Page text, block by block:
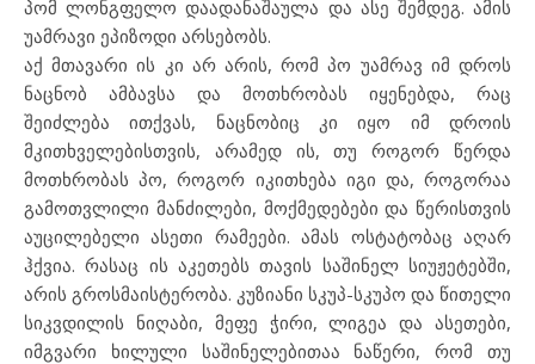
პომ ლონგფელო დაადანაშაულა და ასე შემდეგ. ამის
უამრავი ეპიზოდი არსებობს.
აქ მთავარი ის კი არ არის, რომ პო უამრავ იმ დროს
ნაცნობ ამბავსა და მოთხრობას იყენებდა, რაც
შეიძლება ითქვას, ნაცნობიც კი იყო იმ დროის
მკითხველებისთვის, არამედ ის, თუ როგორ წერდა
მოთხრობას პო, როგორ იკითხება იგი და, როგორაა
გამოთვლილი მანძილები, მოქმედებები და წერისთვის
აუცილებელი ასეთი რამეები. ამას ოსტატობაც აღარ
ჰქვია. რასაც ის აკეთებს თავის საშინელ სიუჟეტებში,
არის გროსმაისტერობა. კუზიანი სკუპ-სკუპო და წითელი
სიკვდილის ნიღაბი, მეფე ჭირი, ლიგეა და ასეთები,
იმგვარი ხილული საშინელებითაა ნაწერი, რომ თუ